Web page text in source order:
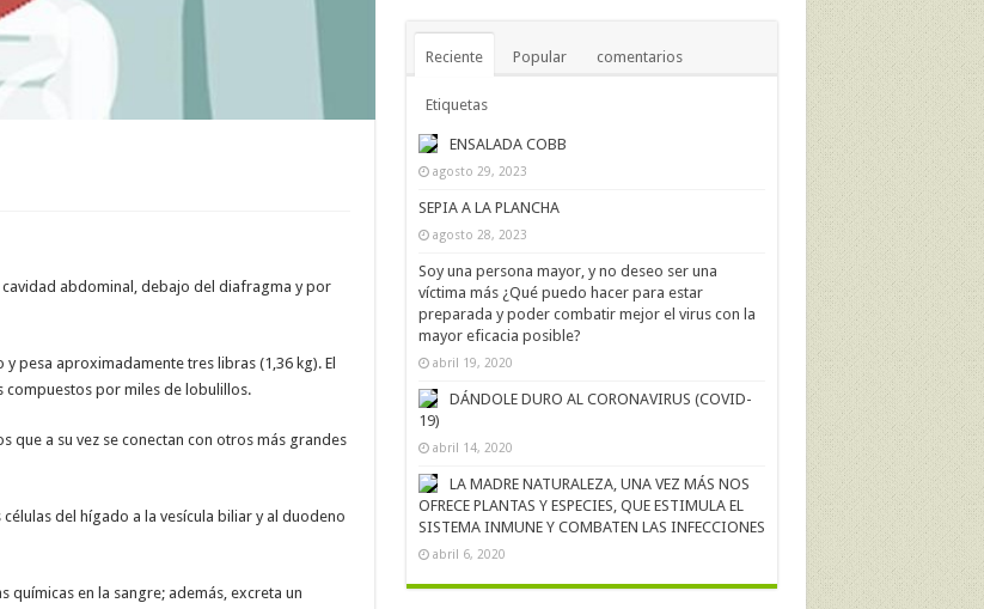
abdominal, debajo del diafragma y por
pesa aproximadamente tres libras (1,36 kg). El
por miles de lobulillos.
que a su vez se conectan con otros más grandes
del hígado a la vesícula biliar y al duodeno
químicas en la sangre; además, excreta un
Reciente Popular comentarios
Etiquetas
ENSALADA COBB
agosto 29, 2023
SEPIA A LA PLANCHA
agosto 28, 2023
Soy una persona mayor, y no deseo ser una
víctima más ¿Qué puedo hacer para estar
preparada y poder combatir mejor el virus con la
mayor eficacia posible?
abril 19, 2020
DÁNDOLE DURO AL CORONAVIRUS (COVID-
19)
abril 14, 2020
LA MADRE NATURALEZA, UNA VEZ MÁS NOS
OFRECE PLANTAS Y ESPECIES, QUE ESTIMULA EL
SISTEMA INMUNE Y COMBATEN LAS INFECCIONES
abril 6, 2020